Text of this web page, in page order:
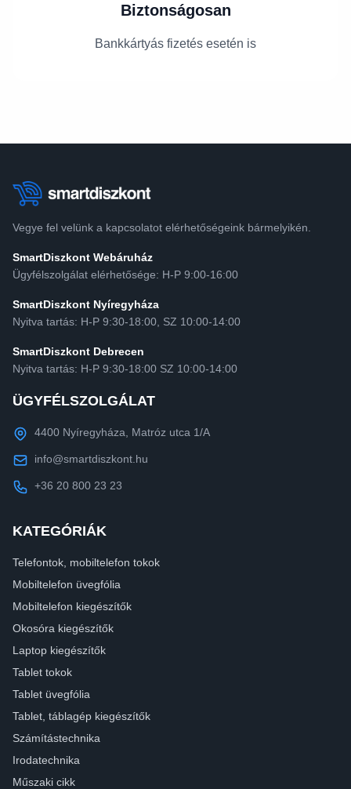
Biztonságosan
Bankkártyás fizetés esetén is
Vegye fel velünk a kapcsolatot elérhetőségeink bármelyikén.
SmartDiszkont Webáruház
Ügyfélszolgálat elérhetősége: H-P 9:00-16:00
SmartDiszkont Nyíregyháza
Nyitva tartás: H-P 9:30-18:00, SZ 10:00-14:00
SmartDiszkont Debrecen
Nyitva tartás: H-P 9:30-18:00 SZ 10:00-14:00
ÜGYFÉLSZOLGÁLAT
4400 Nyíregyháza, Matróz utca 1/A
info@smartdiszkont.hu
+36 20 800 23 23
KATEGÓRIÁK
Telefontok, mobiltelefon tokok
Mobiltelefon üvegfólia
Mobiltelefon kiegészítők
Okosóra kiegészítők
Laptop kiegészítők
Tablet tokok
Tablet üvegfólia
Tablet, táblagép kiegészítők
Számítástechnika
Irodatechnika
Műszaki cikk